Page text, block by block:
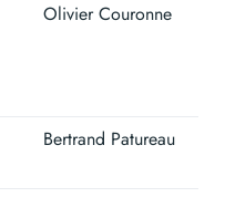
Olivier Couronne
Bertrand Patureau